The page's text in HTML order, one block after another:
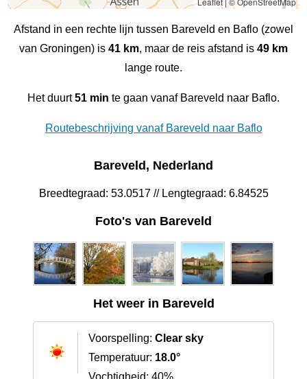
Afstand in een rechte lijn tussen Bareveld en Baflo (zowel
van Groningen) is 41 km, maar de reis afstand is 49 km
lange route.
Het duurt51 min te gaan vanaf Bareveld naar Baflo.
Routebeschrijving vanaf Bareveld naar Baflo
Bareveld, Nederland
Breedtegraad: 53.0517 // Lengtegraad: 6.84525
Foto's van Bareveld
Het weer in Bareveld
Voorspelling: Clear sky
Temperatuur: 18.0°